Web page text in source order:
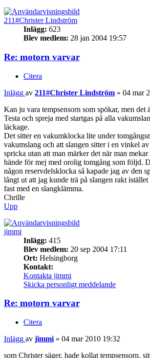
211#Christer Lindström
Inlägg: 623
Blev medlem: 28 jan 2004 19:57
Re: motorn varvar
Citera
Inlägg av 211#Christer Lindström » 04 mar
Kan ju vara tempsensorn som spökar, men det
Testa och spreja med startgas på alla
läckage.
Det sitter en vakumklocka lite under
vakumslang och att slangen sitter i en vinkel
spricka utan att man märker det när man
hände för mej med orolig tomgång som följd.
någon reservdelsklocka så kapade jag av den
långt ut att jag kunde trä på slangen rakt
fast med en slangklämma.
Chrille
Upp
jimmi
Inlägg: 415
Blev medlem: 20 sep 2004 17:11
Ort: Helsingborg
Kontakt:
Kontakta jimmi
Skicka personligt meddelande
Re: motorn varvar
Citera
Inlägg av jimmi » 04 mar 2010 19:32
som Christer säger, hade kollat tempsensorn.